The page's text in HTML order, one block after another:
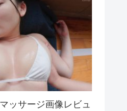
ッサージ画像レビュ